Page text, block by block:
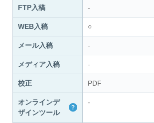
FTP入稿 -
WEB入稿 ○
メール入稿 -
メディア入稿 -
校正 PDF
オンラインデ
ザインツール
-